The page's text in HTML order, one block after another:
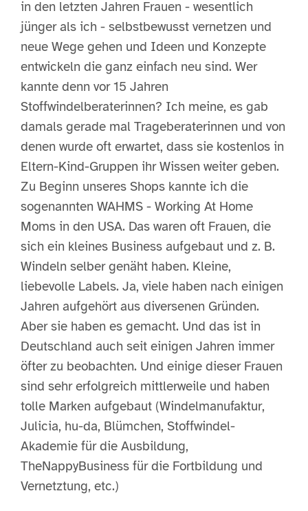
in den letzten Jahren Frauen - wesentlich
jünger als ich - selbstbewusst vernetzen und
neue Wege gehen und Ideen und Konzepte
entwickeln die ganz einfach neu sind. Wer
kannte denn vor 15 Jahren
Stoffwindelberaterinnen? Ich meine, es gab
damals gerade mal Trageberaterinnen und von
denen wurde oft erwartet, dass sie kostenlos in
Eltern-Kind-Gruppen ihr Wissen weiter geben.
Zu Beginn unseres Shops kannte ich die
sogenannten WAHMS - Working At Home
Moms in den USA. Das waren oft Frauen, die
sich ein kleines Business aufgebaut und z. B.
Windeln selber genäht haben. Kleine,
liebevolle Labels. Ja, viele haben nach einigen
Jahren aufgehört aus diversenen Gründen.
Aber sie haben es gemacht. Und das ist in
Deutschland auch seit einigen Jahren immer
öfter zu beobachten. Und einige dieser Frauen
sind sehr erfolgreich mittlerweile und haben
tolle Marken aufgebaut (Windelmanufaktur,
Julicia, hu-da, Blümchen, Stoffwindel-
Akademie für die Ausbildung,
TheNappyBusiness für die Fortbildung und
Vernetztung, etc.)